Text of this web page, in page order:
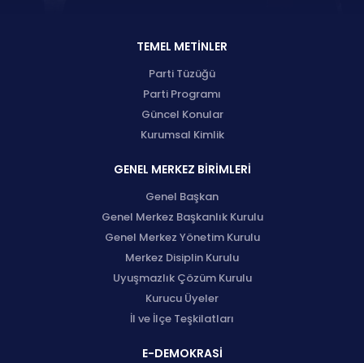
TEMEL METİNLER
Parti Tüzüğü
Parti Programı
Güncel Konular
Kurumsal Kimlik
GENEL MERKEZ BİRİMLERİ
Genel Başkan
Genel Merkez Başkanlık Kurulu
Genel Merkez Yönetim Kurulu
Merkez Disiplin Kurulu
Uyuşmazlık Çözüm Kurulu
Kurucu Üyeler
İl ve İlçe Teşkilatları
E-DEMOKRASİ